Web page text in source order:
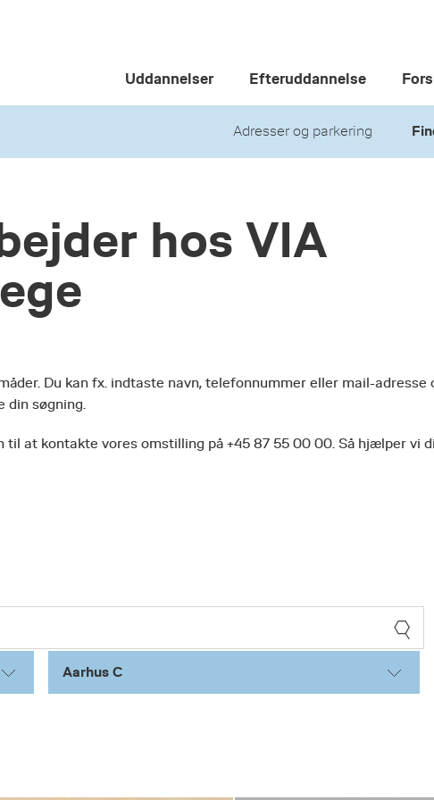
Uddannelser Efteruddannelse
Adresser og parkering
hos VIA
Du kan fx. indtaste navn, telefonnummer eller mail-adresse
din søgning.
til at kontakte vores omstilling på +45 87 55 00 00. Så hjælper vi
Aarhus C